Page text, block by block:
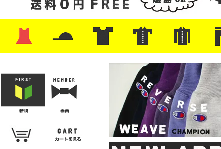
・レザーシューズ/スニーカー
・プリントTシャツ
・バンド/ツアー
・キャラクター
・Nike/adidas/スポーツ
・チャンピオン
・サーフ/スケート
・ボーダー/総柄/無地
・フットボール/リンガー
・タンクトップ/NBA・ポロシャツ
・半袖シャツ
・アロハ/サーフ/ボーリング
・ラルフ/ブランド
・無地/チェック/ストラ
・ワーク/ミリタリー/ウ
・ネル/ウール ・ショ
・アウ
・ジー
・
・ミリ
・コー
・コッ
・オー
・ジャ
ン